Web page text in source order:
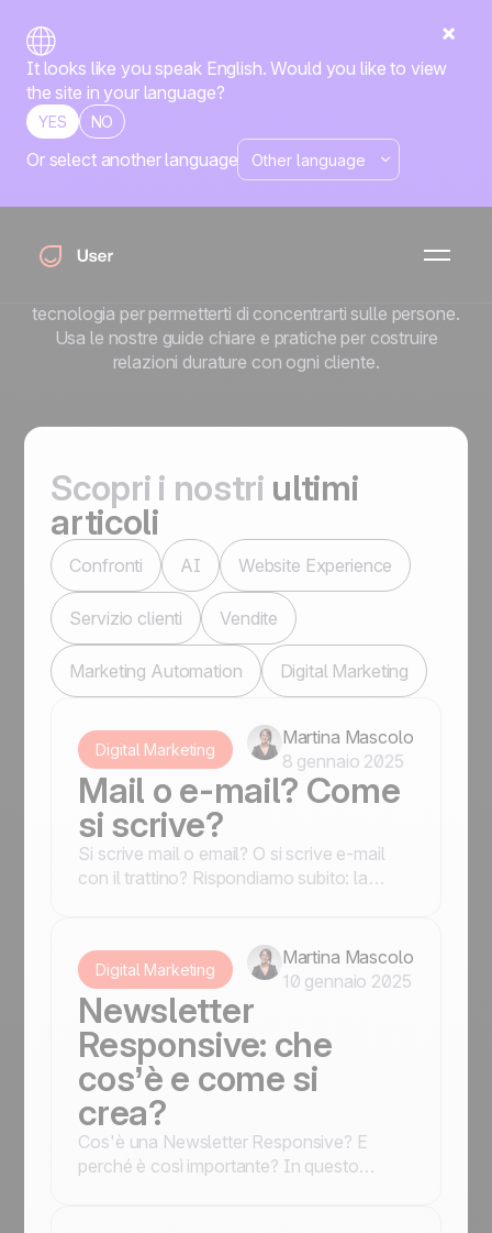
It looks like you speak English. Would you like to view
the site in your language?
YES NO
Or select another language
Il blog di Positive
L'automazione esprime tutta la sua forza quando resta
tecnologia per permetterti di concentrarti sulle persone.
Usa le nostre guide chiare e pratiche per costruire
relazioni durature con ogni cliente.
Scopri i nostri ultimi
articoli
Confronti AI Website Experience
Servizio clienti Vendite
Marketing Automation Digital Marketing
Digital Marketing
Martina Mascolo
8 gennaio 2025
Mail o e-mail? Come
si scrive?
Si scrive mail o email? O si scrive e-mail
con il trattino? Rispondiamo subito: la
Digital Marketing
Martina Mascolo
10 gennaio 2025
Newsletter
Responsive: che
cos’è e come si
crea?
Cos'è una Newsletter Responsive? E
perché è così importante? In questo